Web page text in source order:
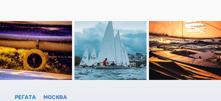
РЕГАТА МОСКВА